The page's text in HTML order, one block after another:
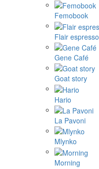
Femobook
Flair espresso
Gene Café
Goat story
Hario
La Pavoni
Mlynko
Morning